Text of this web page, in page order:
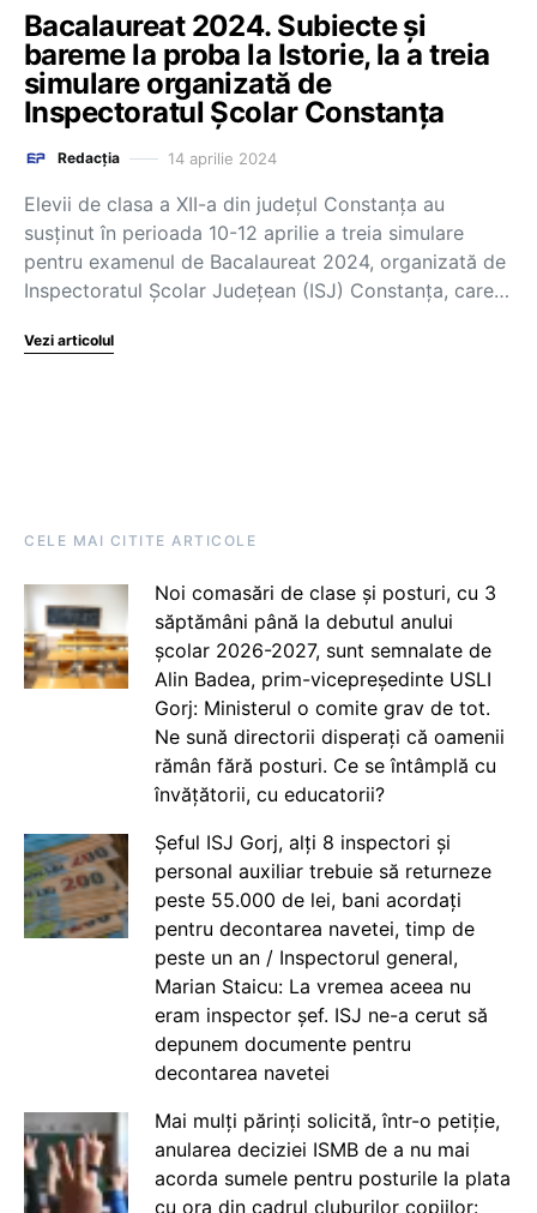
Bacalaureat 2024. Subiecte și
bareme la proba la Istorie, la a treia
simulare organizată de
Inspectoratul Școlar Constanța
Redacția 14 aprilie 2024
Elevii de clasa a XII-a din județul Constanța au
susținut în perioada 10-12 aprilie a treia simulare
pentru examenul de Bacalaureat 2024, organizată de
Inspectoratul Școlar Județean (ISJ) Constanța, care…
Vezi articolul
CELE MAI CITITE ARTICOLE
Noi comasări de clase și posturi, cu 3
săptămâni până la debutul anului
școlar 2026-2027, sunt semnalate de
Alin Badea, prim-vicepreședinte USLI
Gorj: Ministerul o comite grav de tot.
Ne sună directorii disperați că oamenii
rămân fără posturi. Ce se întâmplă cu
învățătorii, cu educatorii?
Șeful ISJ Gorj, alți 8 inspectori și
personal auxiliar trebuie să returneze
peste 55.000 de lei, bani acordați
pentru decontarea navetei, timp de
peste un an / Inspectorul general,
Marian Staicu: La vremea aceea nu
eram inspector șef. ISJ ne-a cerut să
depunem documente pentru
decontarea navetei
Mai mulți părinți solicită, într-o petiție,
anularea deciziei ISMB de a nu mai
acorda sumele pentru posturile la plata
cu ora din cadrul cluburilor copiilor: